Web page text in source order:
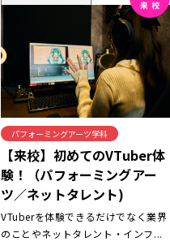
パフォーミングアーツ学科
【来校】初めてのVTuber体
験！（パフォーミングアー
ツ／ネットタレント)
VTuberを体験できるだけでなく業界
のことやネットタレント・インフ...